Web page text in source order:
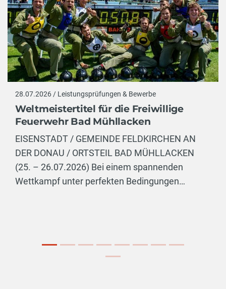
28.07.2026 / Leistungsprüfungen & Bewerbe
Weltmeistertitel für die Freiwillige
Feuerwehr Bad Mühllacken
EISENSTADT / GEMEINDE FELDKIRCHEN AN
DER DONAU / ORTSTEIL BAD MÜHLLACKEN
(25. – 26.07.2026) Bei einem spannenden
Wettkampf unter perfekten Bedingungen…